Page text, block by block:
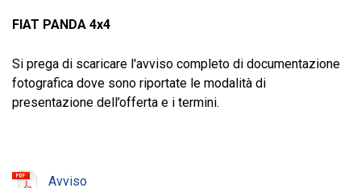
FIAT PANDA 4x4
Si prega di scaricare l'avviso completo di documentazione
fotografica dove sono riportate le modalità di
presentazione dell’offerta e i termini.
Avviso